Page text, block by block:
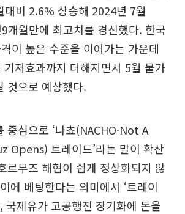
대비 2.6% 상승해 2024년 7월
개월만에 최고치를 경신했다. 한국
이 높은 수준을 이어가는 가운데
기저효과까지 더해지면서 5월 물가
것으로 예상했다.
중심으로 ‘나쵸(NACHO·Not A
Opens) 트레이드’라는 말이 확산
르무즈 해협이 쉽게 정상화되지 않
에 베팅한다는 의미에서 ‘트레이
국제유가 고공행진 장기화에 돈을